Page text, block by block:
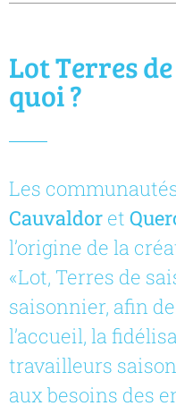
Lot Terres
quoi ?
Les
Cauvaldor et
l’origine de la
«Lot, Terres de
saisonnier, afin
l’accueil, la
travailleurs
aux besoins des